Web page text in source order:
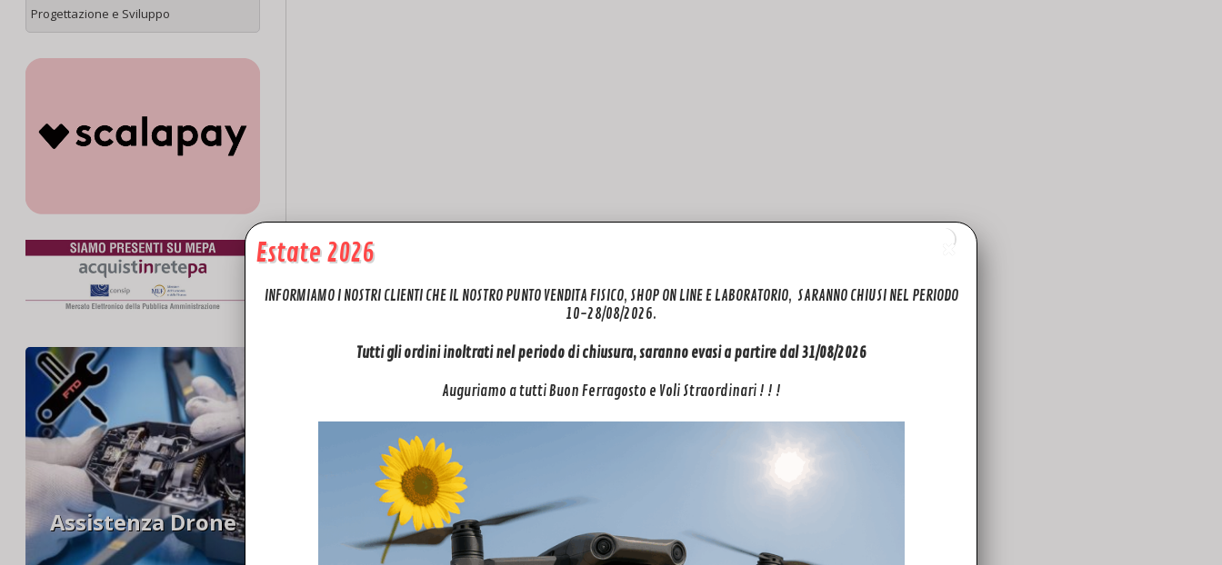
Progettazione e Sviluppo
Assistenza Drone
Estate 2026
INFORMIAMO I NOSTRI CLIENTI CHE IL NOSTRO PUNTO VENDITA FISICO, SHOP ON LINE E LABORATORIO, SARANNO CHIUSI NEL PERIODO
10-28/08/2026.
Tutti gli ordini inoltrati nel periodo di chiusura, saranno evasi a partire dal 31/08/2026
Auguriamo a tutti Buon Ferragosto e Voli Straordinari ! ! !